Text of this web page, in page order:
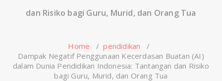
dan Risiko bagi Guru, Murid, dan Orang Tua
Home /pendidikan /
Dampak Negatif Penggunaan Kecerdasan Buatan (AI)
dalam Dunia Pendidikan Indonesia: Tantangan dan Risiko
bagi Guru, Murid, dan Orang Tua